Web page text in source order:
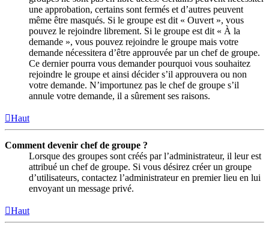
une approbation, certains sont fermés et d’autres peuvent
même être masqués. Si le groupe est dit « Ouvert », vous
pouvez le rejoindre librement. Si le groupe est dit « À la
demande », vous pouvez rejoindre le groupe mais votre
demande nécessitera d’être approuvée par un chef de groupe.
Ce dernier pourra vous demander pourquoi vous souhaitez
rejoindre le groupe et ainsi décider s’il approuvera ou non
votre demande. N’importunez pas le chef de groupe s’il
annule votre demande, il a sûrement ses raisons.
Haut
Comment devenir chef de groupe ?
Lorsque des groupes sont créés par l’administrateur, il leur est
attribué un chef de groupe. Si vous désirez créer un groupe
d’utilisateurs, contactez l’administrateur en premier lieu en lui
envoyant un message privé.
Haut